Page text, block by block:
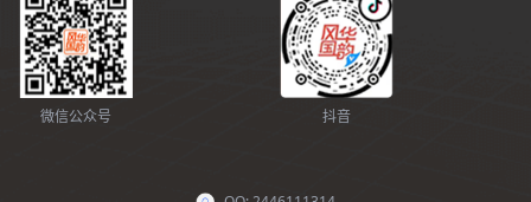
微信公众号 抖音